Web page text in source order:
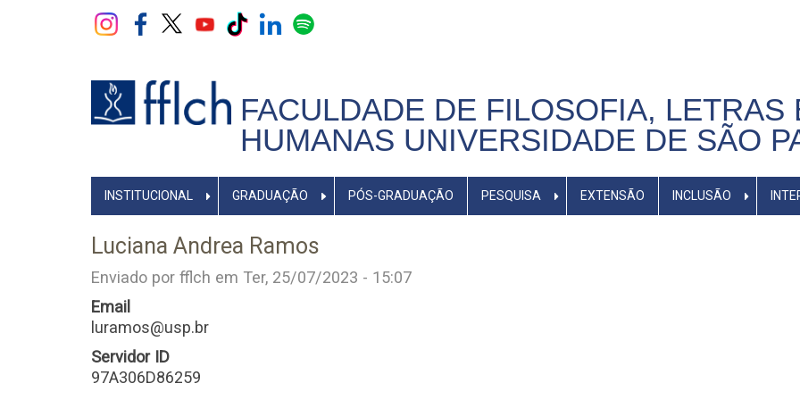
FACULDADE DE FILOSOFIA, LETRAS
HUMANAS UNIVERSIDADE DE SÃO
NAVEGADOR
PRINCIPAL
INSTITUCIONAL GRADUAÇÃO PÓS-GRADUAÇÃO PESQUISA EXTENSÃO INCLUSÃO
Luciana Andrea Ramos
Enviado por fflch em Ter, 25/07/2023 - 15:07
Email
luramos@usp.br
Servidor ID
97A306D86259